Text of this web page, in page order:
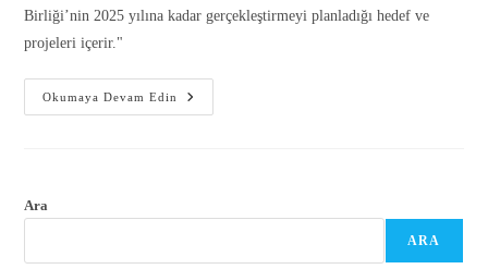
Birliği’nin 2025 yılına kadar gerçekleştirmeyi planladığı hedef ve
projeleri içerir."
Okumaya Devam Edin
Ara
ARA